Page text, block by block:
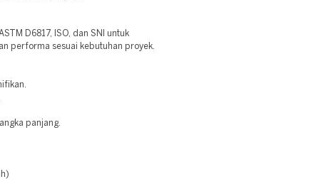
D6817, ISO, dan SNI untuk
performa sesuai kebutuhan proyek.
panjang.